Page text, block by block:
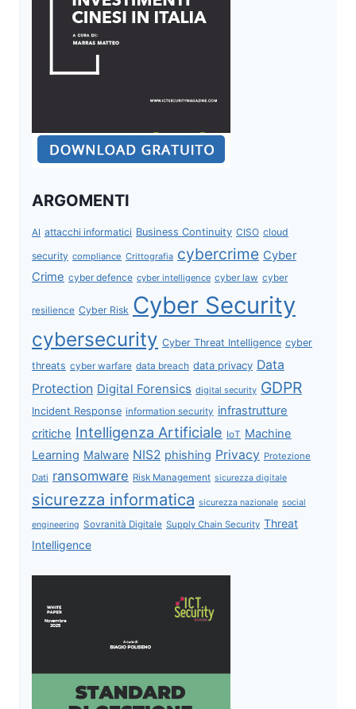
ARGOMENTI
AI attacchi informatici Business Continuity CISO cloud
security compliance Crittografia cybercrime Cyber
Crime cyber defence cyber intelligence cyber law cyber
resilience Cyber Risk Cyber Security
cybersecurity Cyber Threat Intelligence cyber
threats cyber warfare data breach data privacy Data
Protection Digital Forensics digital security GDPR
Incident Response information security infrastrutture
critiche Intelligenza Artificiale IoT Machine
Learning Malware NIS2 phishing Privacy Protezione
Dati ransomware Risk Management sicurezza digitale
sicurezza informatica sicurezza nazionale social
engineering Sovranità Digitale Supply Chain Security Threat
Intelligence